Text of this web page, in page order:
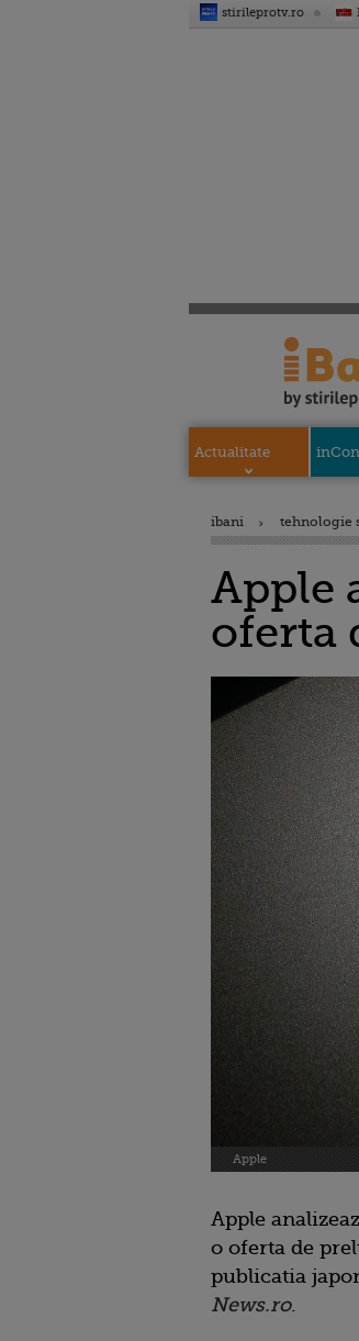
stirileprotv.ro
Actualitate
ibani tehnologie
Apple
oferta
Apple
Apple
o oferta de
publicatia
News.ro.